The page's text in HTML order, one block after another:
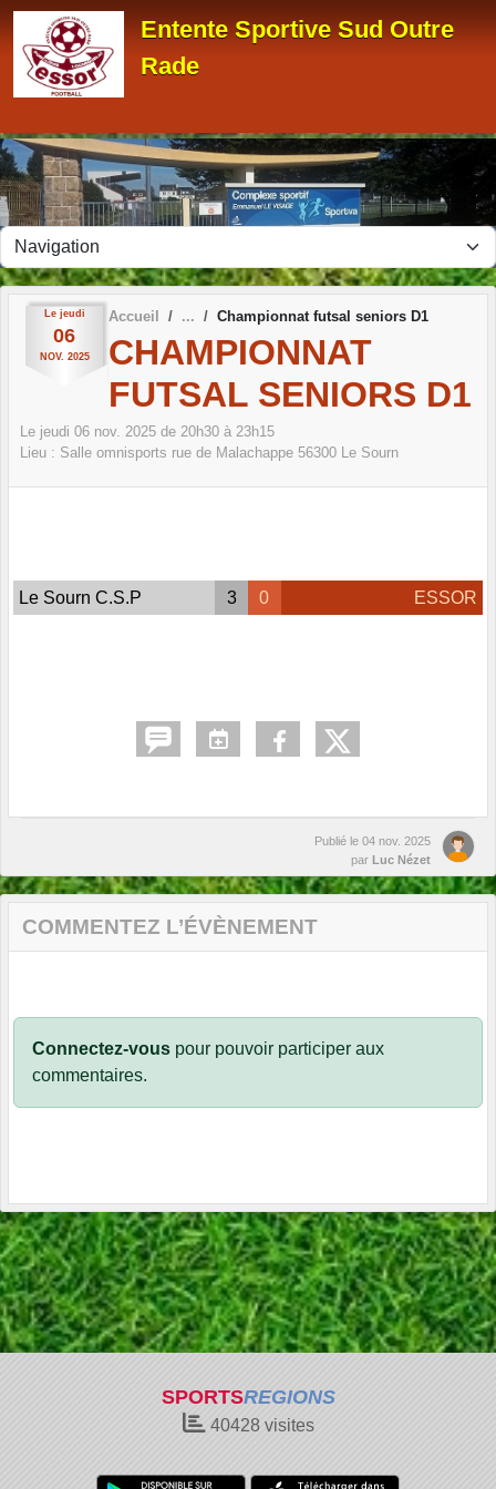
Entente Sportive Sud Outre
Rade
Le jeudi
06
NOV. 2025
Accueil Championnat futsal seniors D1
CHAMPIONNAT
FUTSAL SENIORS D1
Le jeudi 06 nov. 2025 de 20h30 à 23h15
Lieu : Salle omnisports rue de Malachappe 56300 Le Sourn
Le Sourn C.S.P 3 0 ESSOR
Publié le 04 nov. 2025
par Luc Nézet
COMMENTEZ L’ÉVÈNEMENT
Connectez-vous pour pouvoir participer aux
commentaires.
SPORTSREGIONS
40428visites
Panneau de gestion des cookies